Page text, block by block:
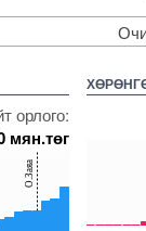
орлого:
мян.төг
О.Заяа 20
40